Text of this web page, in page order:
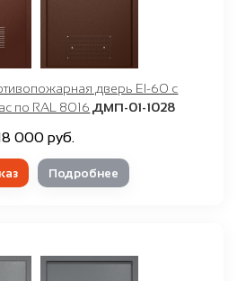
дверь EI-60 с
по RAL 8016 ДМП-01-1028
000 руб.
Подробнее